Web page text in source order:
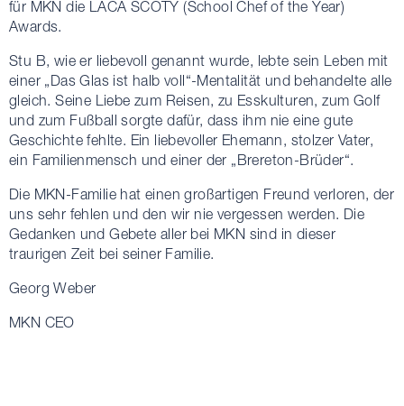
für MKN die LACA SCOTY (School Chef of the Year)
Awards.
Stu B, wie er liebevoll genannt wurde, lebte sein Leben mit
einer „Das Glas ist halb voll“-Mentalität und behandelte alle
gleich. Seine Liebe zum Reisen, zu Esskulturen, zum Golf
und zum Fußball sorgte dafür, dass ihm nie eine gute
Geschichte fehlte. Ein liebevoller Ehemann, stolzer Vater,
ein Familienmensch und einer der „Brereton-Brüder“.
Die MKN-Familie hat einen großartigen Freund verloren, der
uns sehr fehlen und den wir nie vergessen werden. Die
Gedanken und Gebete aller bei MKN sind in dieser
traurigen Zeit bei seiner Familie.
Georg Weber
MKN CEO